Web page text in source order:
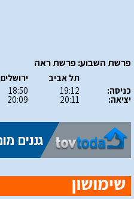
פרשת השבוע: פרשת ראה
כניסה:
יציאה:
תל אביב
19:12
20:11
ירושלים
18:50
20:09